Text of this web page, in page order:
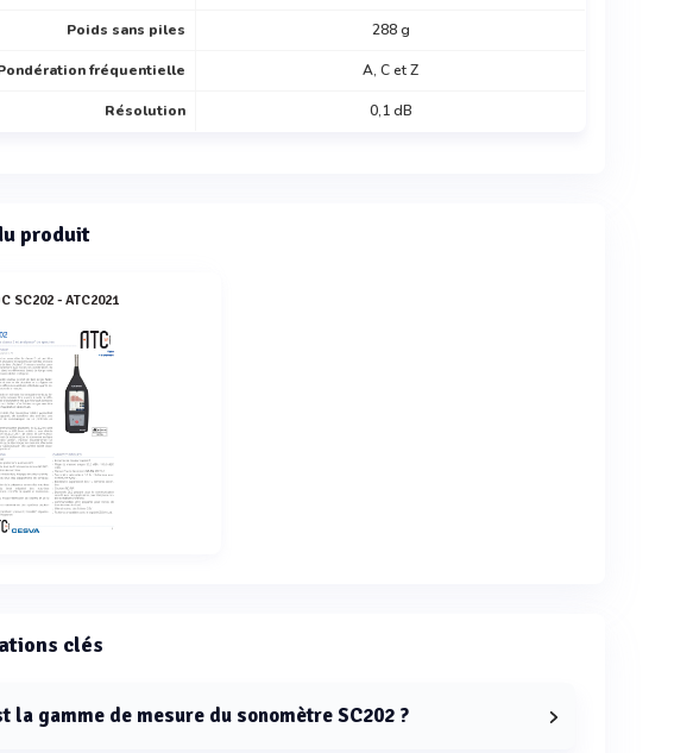
Poids sans piles 288 g
fréquentielle A, C et Z
Résolution 0,1 dB
produit
SC202 - ATC2021
clés
la gamme de mesure du sonomètre SC202 ?